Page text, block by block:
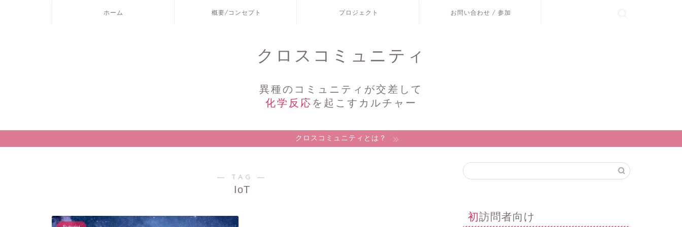
ホーム 概要/コンセプト プロジェクト お問い合わせ / 参加
クロスコミュニティ
異種のコミュニティが交差して
化学反応 を起こすカルチャー
クロスコミュニティとは？
― TAG ―
IoT
初訪問者向け